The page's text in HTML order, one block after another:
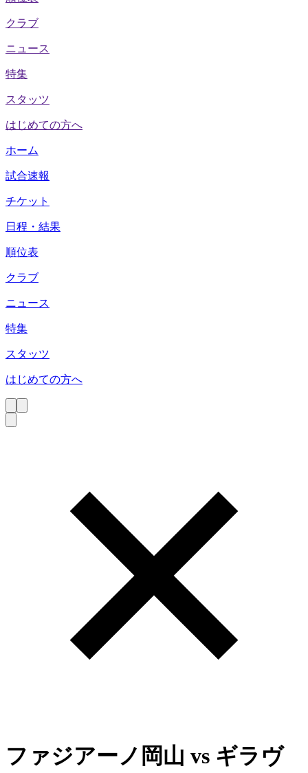
クラブ
ニュース
特集
スタッツ
はじめての方へ
ホーム
試合速報
チケット
日程・結果
順位表
クラブ
ニュース
特集
スタッツ
はじめての方へ
ファジアーノ岡山 vs ギラヴ